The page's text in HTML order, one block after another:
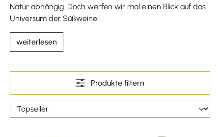
Natur abhängig. Doch werfen wir mal einen Blick auf das
Universum der Süßweine.
weiterlesen
Produkte filtern